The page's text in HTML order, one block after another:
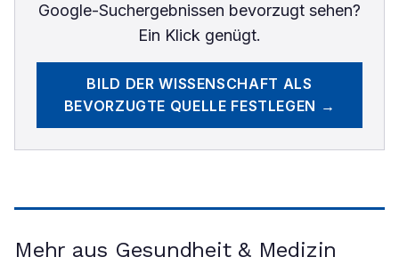
Google-Suchergebnissen bevorzugt sehen?
Ein Klick genügt.
BILD DER WISSENSCHAFT ALS
BEVORZUGTE QUELLE FESTLEGEN →
Mehr aus Gesundheit & Medizin